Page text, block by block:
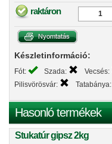
raktáron
Készletinformáció:
Fót: Szada: Vecsés:
Pilisvörösvár:
Tatabánya:
Hasonló termékek
Stukatúr gipsz 2kg